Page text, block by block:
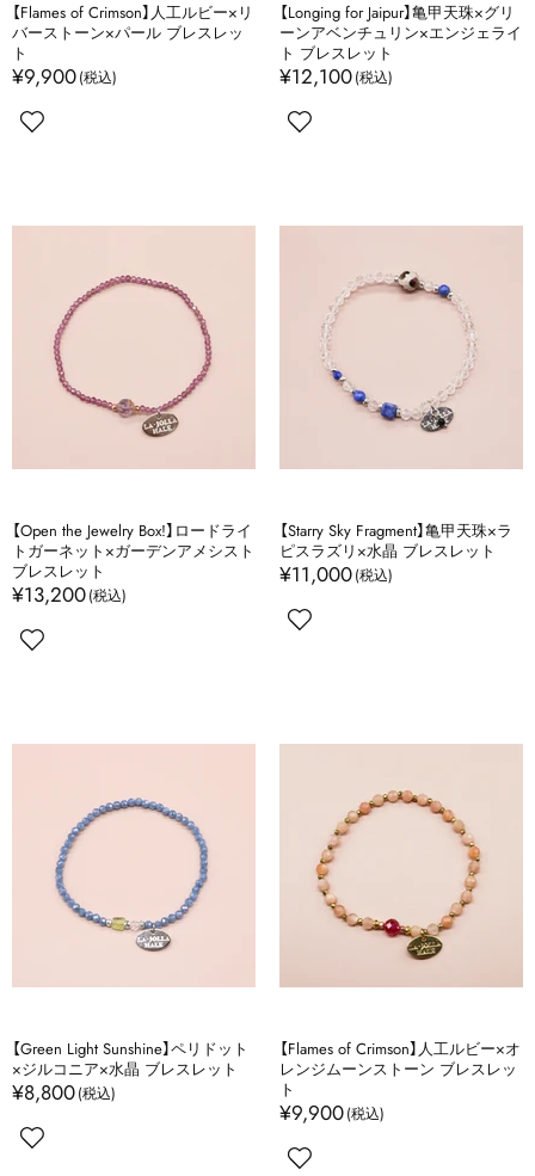
【Flames of Crimson】人工ルビー×リ
バーストーン×パール ブレスレッ
ト
¥9,900
【Longing for Jaipur】亀甲天珠×グリ
ーンアベンチュリン×エンジェライ
ト ブレスレット
¥12,100
【Open the Jewelry Box!】ロードライ
トガーネット×ガーデンアメシスト
ブレスレット
¥13,200
【Starry Sky Fragment】亀甲天珠×ラ
ピスラズリ×水晶 ブレスレット
¥11,000
【Green Light Sunshine】ペリドット
×ジルコニア×水晶 ブレスレット
¥8,800
【Flames of Crimson】人工ルビー×オ
レンジムーンストーン ブレスレッ
ト
¥9,900